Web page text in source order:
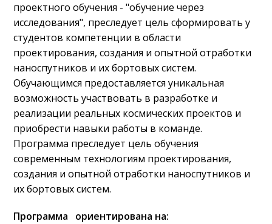
проектного обучения - "обучение через
исследования", преследует цель сформировать у
студентов компетенции в области
проектирования, создания и опытной отработки
наноспутников и их бортовых систем.
Обучающимся предоставляется уникальная
возможность участвовать в разработке и
реализации реальных космических проектов и
приобрести навыки работы в команде.
Программа преследует цель обучения
современным технологиям проектирования,
создания и опытной отработки наноспутников и
их бортовых систем.
Программа ориентирована на: